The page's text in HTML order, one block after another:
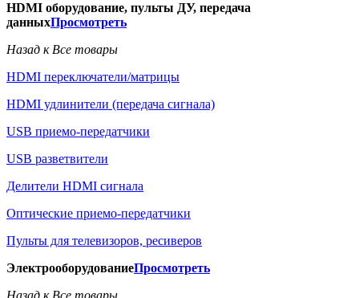
HDMI оборудование, пульты ДУ, передача
данныхПросмотреть
Назад к Все товары
HDMI переключатели/матрицы
HDMI удлинители (передача сигнала)
USB приемо-передатчики
USB разветвители
Делители HDMI сигнала
Оптические приемо-передатчики
Пульты для телевизоров, ресиверов
ЭлектрооборудованиеПросмотреть
Назад к Все товары